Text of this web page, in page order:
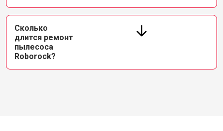
Сколько
длится ремонт
пылесоса
Roborock?